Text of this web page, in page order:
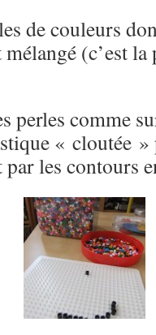
de couleurs
(c’est
perles comme
« cloutée
par les contours